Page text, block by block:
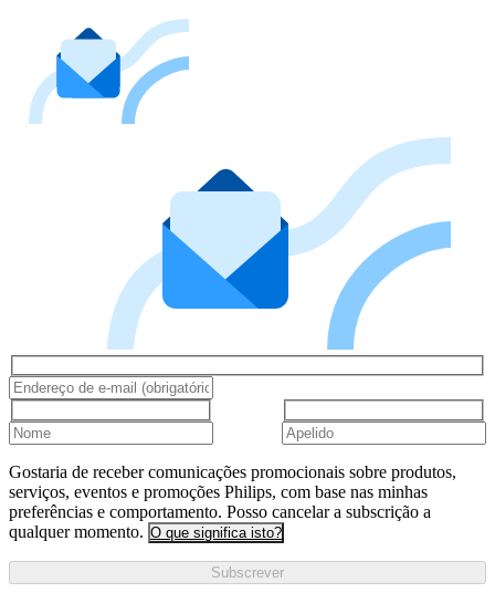
Gostaria de receber comunicações promocionais sobre produtos,
serviços, eventos e promoções Philips, com base nas minhas
preferências e comportamento. Posso cancelar a subscrição a
qualquer momento. O que significa isto?
Subscrever